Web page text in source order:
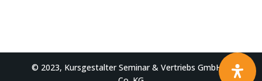
© 2023, Kursgestalter Seminar & Vertriebs GmbH &